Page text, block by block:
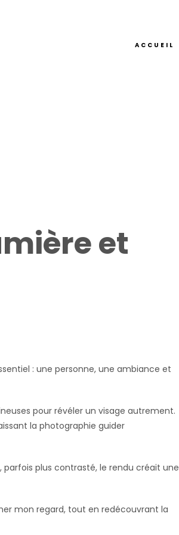
ACCUEIL
et
: une personne, une ambiance et
pour révéler un visage autrement.
la photographie guider
plus contrasté, le rendu créait une
mon regard, tout en redécouvrant la